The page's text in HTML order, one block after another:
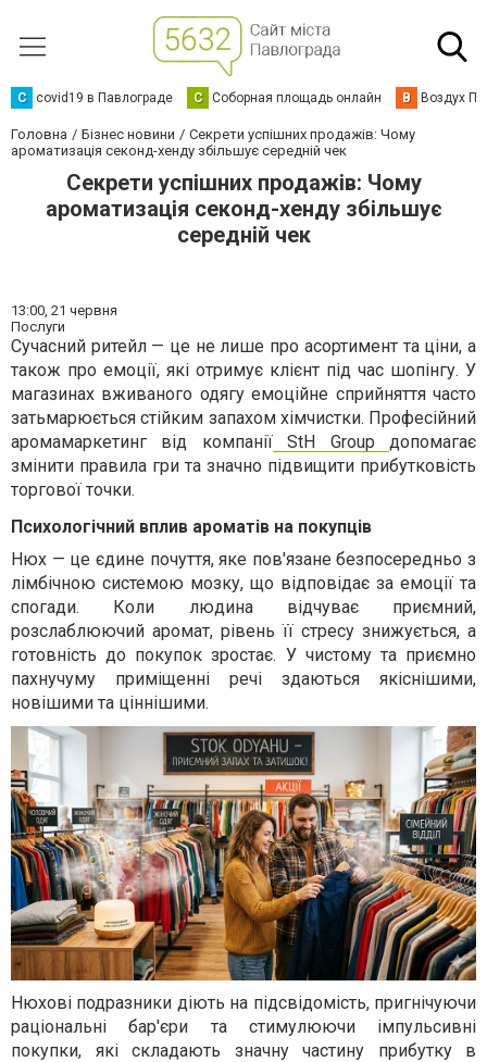
C covid19 в Павлограде С Соборная площадь онлайн В Воздух
Головна Бізнес новини
Секрети успішних продажів: Чому
ароматизація секонд-хенду збільшує середній чек
Секрети успішних продажів: Чому
ароматизація секонд-хенду збільшує
середній чек
13:00, 21 червня
Послуги
Сучасний ритейл — це не лише про асортимент та ціни, а
також про емоції, які отримує клієнт під час шопінгу. У
магазинах вживаного одягу емоційне сприйняття часто
затьмарюється стійким запахом хімчистки. Професійний
аромамаркетинг від компаніїStH Groupдопомагає
змінити правила гри та значно підвищити прибутковість
торгової точки.
Психологічний вплив ароматів на покупців
Нюх — це єдине почуття, яке пов'язане безпосередньо з
лімбічною системою мозку, що відповідає за емоції та
спогади. Коли людина відчуває приємний,
розслаблюючий аромат, рівень її стресу знижується, а
готовність до покупок зростає. У чистому та приємно
пахнучуму приміщенні речі здаються якіснішими,
новішими та ціннішими.
Нюхові подразники діють на підсвідомість, пригнічуючи
раціональні бар'єри та стимулюючи імпульсивні
покупки, які складають значну частину прибутку в